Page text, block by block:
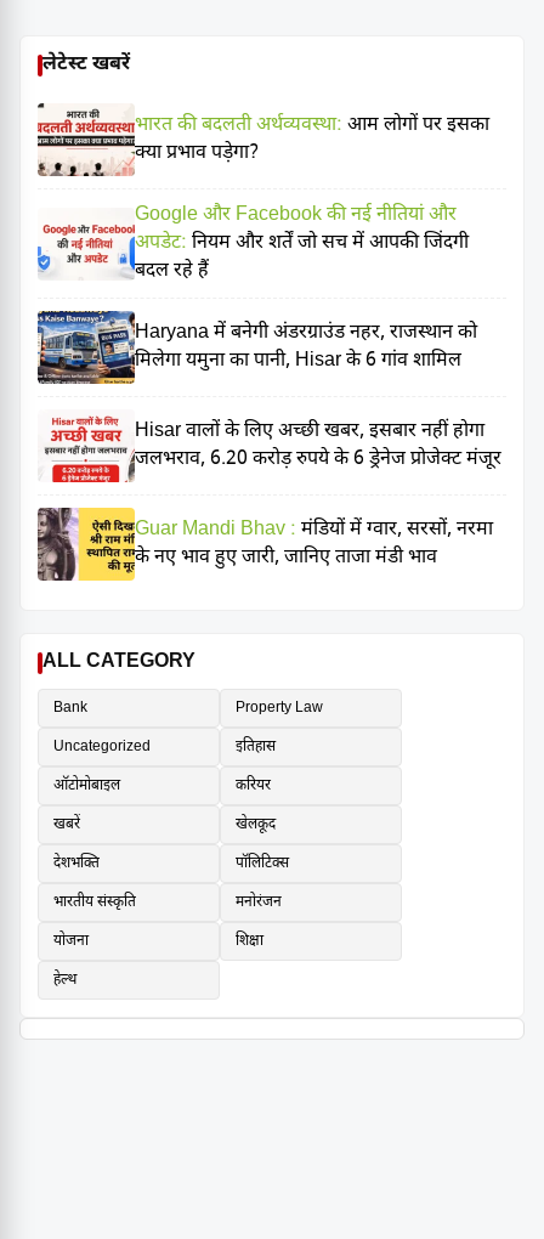
लेटेस्ट खबरें
भारत की बदलती अर्थव्यवस्था: आम लोगों पर इसका
क्या प्रभाव पड़ेगा?
Google और Facebook की नई नीतियां और
अपडेट: नियम और शर्तें जो सच में आपकी जिंदगी
बदल रहे हैं
Haryana में बनेगी अंडरग्राउंड नहर, राजस्थान को
मिलेगा यमुना का पानी, Hisar के 6 गांव शामिल
Hisar वालों के लिए अच्छी खबर, इसबार नहीं होगा
जलभराव, 6.20 करोड़ रुपये के 6 ड्रेनेज प्रोजेक्ट मंजूर
Guar Mandi Bhav : मंडियों में ग्वार, सरसों, नरमा
के नए भाव हुए जारी, जानिए ताजा मंडी भाव
ALL CATEGORY
Bank
Property Law
Uncategorized
इतिहास
ऑटोमोबाइल
करियर
खबरें
खेलकूद
देशभक्ति
पॉलिटिक्स
भारतीय संस्कृति
मनोरंजन
योजना
शिक्षा
हेल्थ